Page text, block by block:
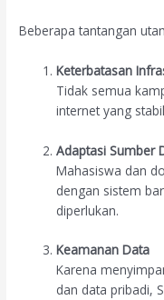
Beberapa tantangan
Keterbatasan
Tidak semua
internet yang
Adaptasi Sumber
Mahasiswa dan
dengan sistem
diperlukan.
Keamanan Data
Karena
dan data pribadi,